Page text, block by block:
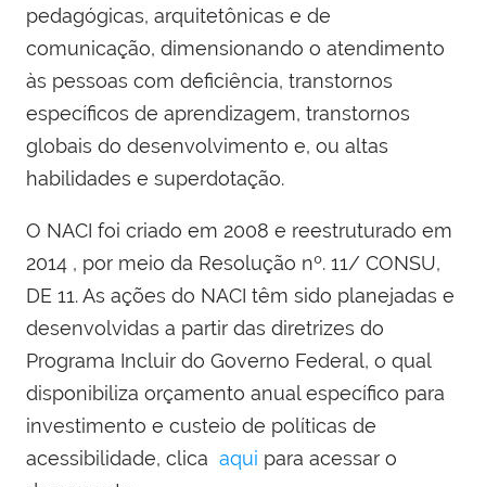
pedagógicas, arquitetônicas e de
comunicação, dimensionando o atendimento
às pessoas com deficiência, transtornos
específicos de aprendizagem, transtornos
globais do desenvolvimento e, ou altas
habilidades e superdotação.
O NACI foi criado em 2008 e reestruturado em
2014 , por meio da Resolução nº. 11/ CONSU,
DE 11. As ações do NACI têm sido planejadas e
desenvolvidas a partir das diretrizes do
Programa Incluir do Governo Federal, o qual
disponibiliza orçamento anual específico para
investimento e custeio de políticas de
acessibilidade, clica aqui para acessar o